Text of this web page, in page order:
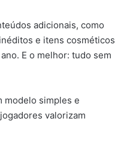
adicionais, como
e itens cosméticos
E o melhor: tudo sem
modelo simples e
valorizam